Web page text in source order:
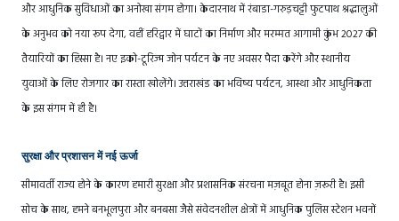
और आधुनिक सुविधाओं का अनोखा संगम होगा। केदारनाथ में रंबाडा-गरुड़चट्टी फुटपाथ श्रद्धालुओं
के अनुभव को नया रूप देगा, वहीं हरिद्वार में घाटों का निर्माण और मरम्मत आगामी कुंभ 2027 की
तैयारियों का हिस्सा है। नए इको-टूरिज्म जोन पर्यटन के नए अवसर पैदा करेंगे और स्थानीय
युवाओं के लिए रोजगार का रास्ता खोलेंगे। उत्तराखंड का भविष्य पर्यटन, आस्था और आधुनिकता
के इस संगम में ही है।
सुरक्षा और प्रशासन में नई ऊर्जा
सीमावर्ती राज्य होने के कारण हमारी सुरक्षा और प्रशासनिक संरचना मज़बूत होना ज़रूरी है। इसी
सोच के साथ, हमने बनभूलपुरा और बनबसा जैसे संवेदनशील क्षेत्रों में आधुनिक पुलिस स्टेशन भवनों